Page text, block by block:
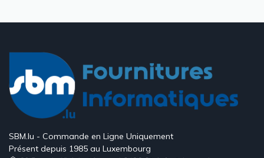
SBM.lu - Commande en Ligne Uniquement
Présent depuis 1985 au Luxembourg